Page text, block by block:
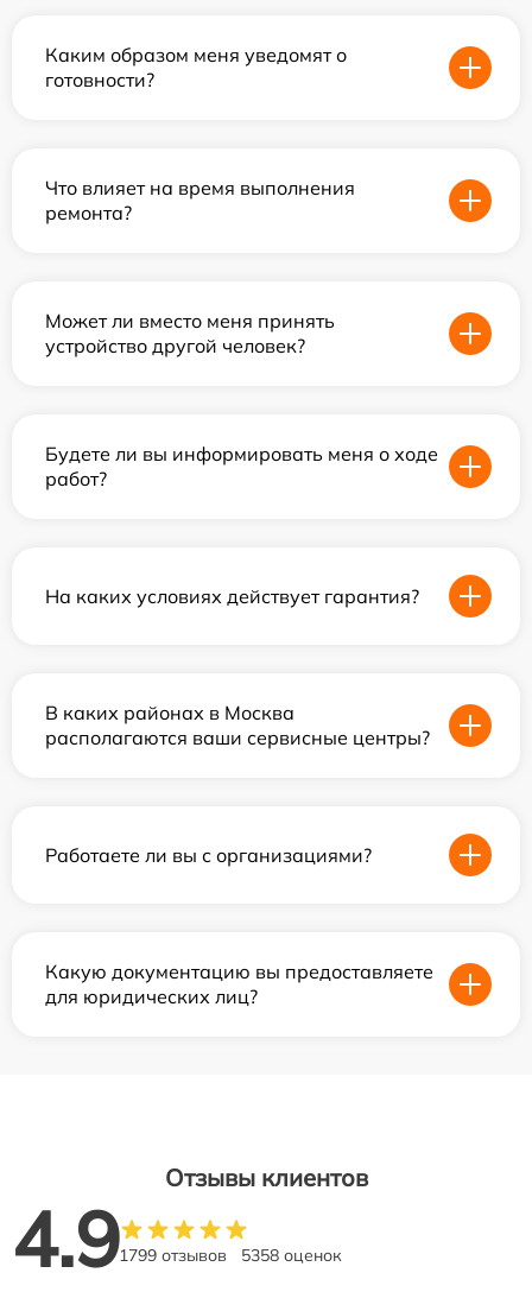
Каким образом меня уведомят о
готовности?
Что влияет на время выполнения
ремонта?
Может ли вместо меня принять
устройство другой человек?
Будете ли вы информировать меня о ходе
работ?
На каких условиях действует гарантия?
В каких районах в Москва
располагаются ваши сервисные центры?
Работаете ли вы с организациями?
Какую документацию вы предоставляете
для юридических лиц?
Отзывы клиентов
4.91799 отзывов 5358 оценок